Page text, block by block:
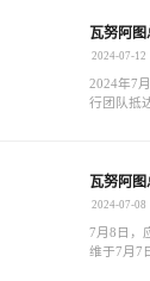
瓦努阿图
2024-07-12
2024年7
行团队抵
瓦努阿图
2024-07-08
7月8日，
维于7月7